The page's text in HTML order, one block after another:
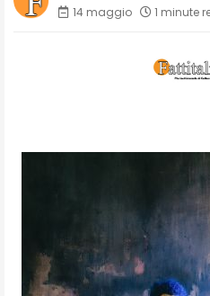
14 maggio
1 minute